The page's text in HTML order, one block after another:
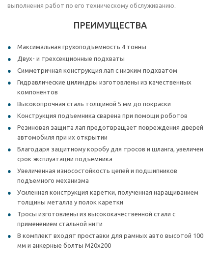
выполнения работ по его техническому обслуживанию.
ПРЕИМУЩЕСТВА
Максимальная грузоподъемность 4 тонны
Двух- и трехсекционные подхваты
Симметричная конструкция лап с низким подхватом
Гидравлические цилиндры изготовлены из качественных
компонентов
Высокопрочная сталь толщиной 5 мм до покраски
Конструкция подъемника сварена при помощи роботов
Резиновая защита лап предотвращает повреждения дверей
автомобиля при их открытии
Благодаря защитному коробу для тросов и шланга, увеличен
срок эксплуатации подъемника
Увеличенная износостойкость цепей и подшипников
подъемного механизма
Усиленная конструкция каретки, полученная наращиванием
толщины металла у полок каретки
Тросы изготовлены из высококачественной стали с
применением стальной нити
В комплект входят проставки для рамных авто высотой 100
мм и анкерные болты M20x200